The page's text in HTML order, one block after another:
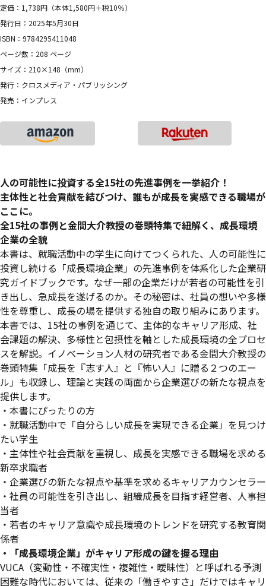
定価：1,738円（本体1,580円＋税10％）
発行日：2025年5月30日
ISBN：9784295411048
ページ数：208 ページ
サイズ：210×148（mm）
発行：クロスメディア・パブリッシング
発売：インプレス
人の可能性に投資する全15社の先進事例を一挙紹介！
主体性と社会貢献を結びつけ、誰もが成長を実感できる職場が
ここに。
全15社の事例と金間大介教授の巻頭特集で紐解く、成長環境
企業の全貌
本書は、就職活動中の学生に向けてつくられた、人の可能性に
投資し続ける「成長環境企業」の先進事例を体系化した企業研
究ガイドブックです。なぜ一部の企業だけが若者の可能性を引
き出し、急成長を遂げるのか。その秘密は、社員の想いや多様
性を尊重し、成長の場を提供する独自の取り組みにあります。
本書では、15社の事例を通じて、主体的なキャリア形成、社
会課題の解決、多様性と包摂性を軸とした成長環境の全プロセ
スを解説。イノベーション人材の研究者である金間大介教授の
巻頭特集「成長を『志す人』と『怖い人』に贈る２つのエー
ル」も収録し、理論と実践の両面から企業選びの新たな視点を
提供します。
・本書にぴったりの方
・就職活動中で「自分らしい成長を実現できる企業」を見つけ
たい学生
・主体性や社会貢献を重視し、成長を実感できる職場を求める
新卒求職者
・企業選びの新たな視点や基準を求めるキャリアカウンセラー
・社員の可能性を引き出し、組織成長を目指す経営者、人事担
当者
・若者のキャリア意識や成長環境のトレンドを研究する教育関
係者
・「成長環境企業」がキャリア形成の鍵を握る理由
VUCA（変動性・不確実性・複雑性・曖昧性）と呼ばれる予測
困難な時代においては、従来の「働きやすさ」だけではキャリ